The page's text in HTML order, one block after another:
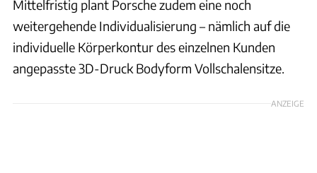
Mittelfristig plant Porsche zudem eine noch
weitergehende Individualisierung – nämlich auf die
individuelle Körperkontur des einzelnen Kunden
angepasste 3D-Druck Bodyform Vollschalensitze.
ANZEIGE